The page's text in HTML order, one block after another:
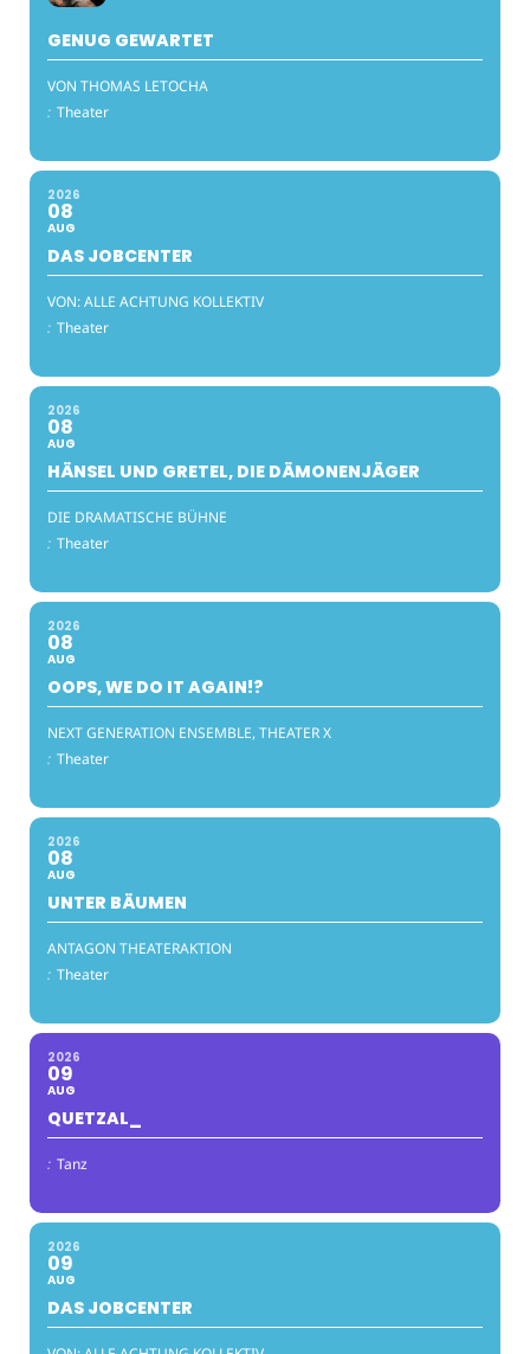
GENUG GEWARTET
VON THOMAS LETOCHA
: Theater
2026
08
AUG
DAS JOBCENTER
VON: ALLE ACHTUNG KOLLEKTIV
: Theater
2026
08
AUG
HÄNSEL UND GRETEL, DIE DÄMONENJÄGER
DIE DRAMATISCHE BÜHNE
: Theater
2026
08
AUG
OOPS, WE DO IT AGAIN!?
NEXT GENERATION ENSEMBLE, THEATER X
: Theater
2026
08
AUG
UNTER BÄUMEN
ANTAGON THEATERAKTION
: Theater
2026
09
AUG
QUETZAL_
: Tanz
2026
09
AUG
DAS JOBCENTER